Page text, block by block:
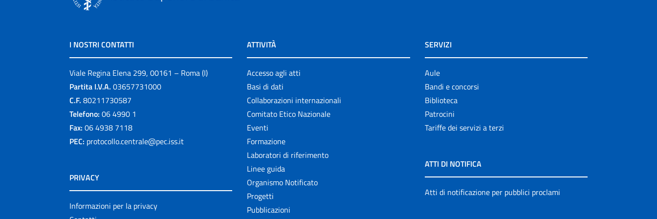
Opuscoli
Pubblicazioni
I NOSTRI CONTATTI
Viale Regina Elena 299, 00161 – Roma (I)
Partita I.V.A. 03657731000
C.F. 80211730587
Telefono: 06 4990 1
Fax: 06 4938 7118
PEC: protocollo.centrale@pec.iss.it
PRIVACY
Informazioni per la privacy
ATTIVITÀ
Accesso agli atti
Basi di dati
Collaborazioni internazionali
Comitato Etico Nazionale
Eventi
Formazione
Laboratori di riferimento
Linee guida
Organismo Notificato
Progetti
Pubblicazioni
SERVIZI
Aule
Bandi e concorsi
Biblioteca
Patrocini
Tariffe dei servizi a terzi
ATTI DI NOTIFICA
Atti di notificazione per pubblici proclami